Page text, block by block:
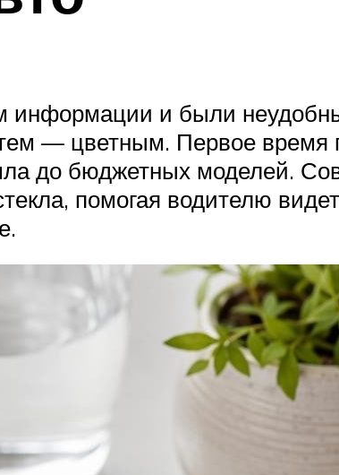
и были
— цветным. Первое время
до бюджетных моделей.
помогая водителю